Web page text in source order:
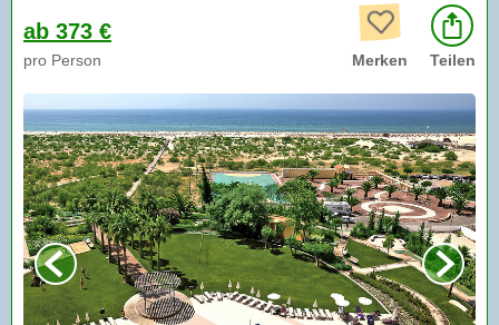
ab 373 €
pro Person Merken Teilen